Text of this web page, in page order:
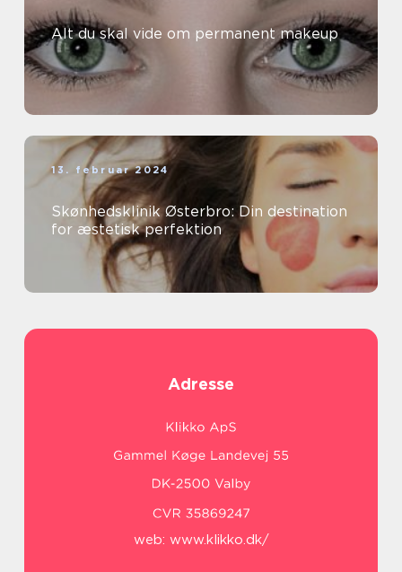
Alt du skal vide om permanent makeup
13. februar 2024
Skønhedsklinik Østerbro: Din destination
for æstetisk perfektion
Adresse
web: www.klikko.dk/